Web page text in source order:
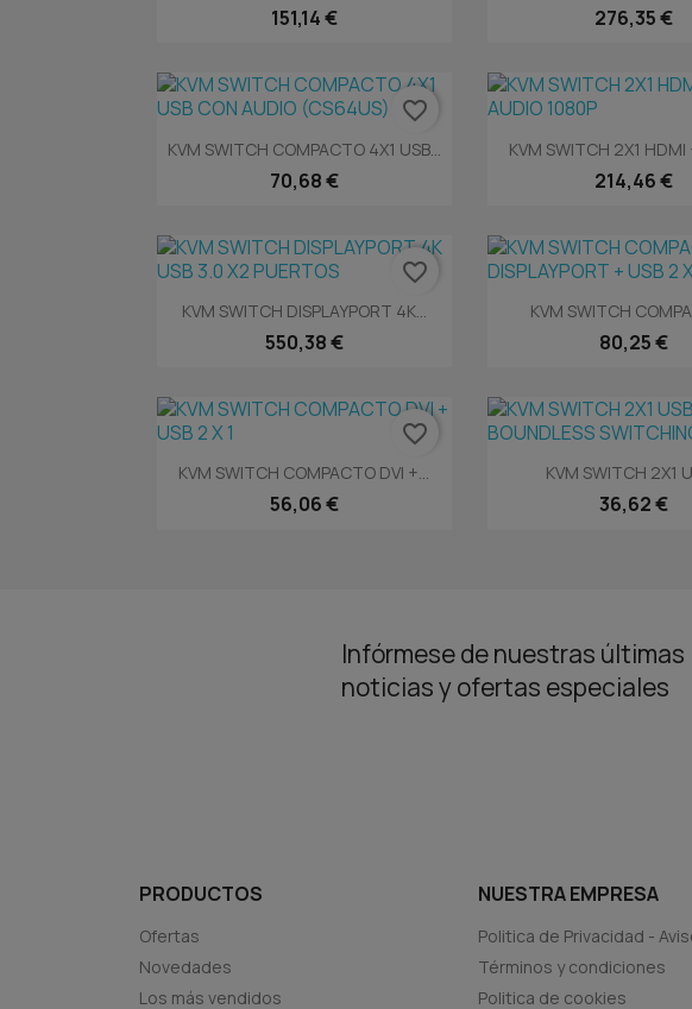
151,14 € 276,35 €
Vista rápida
KVM SWITCH COMPACTO 4X1 USB...
70,68 €
favorite_border
Vista
KVM SWITCH 2X1 HDMI
214,46 €
Vista rápida
KVM SWITCH DISPLAYPORT 4K...
550,38 €
favorite_border
Vista
KVM SWITCH
80,25 €
Vista rápida
KVM SWITCH COMPACTO DVI +...
56,06 €
favorite_border
Vista
KVM SWITCH 2X1
36,62 €
Infórmese de nuestras últimas
noticias y ofertas especiales
PRODUCTOS
Ofertas
Novedades
Los más vendidos
NUESTRA EMPRESA
Politica de Privacidad -
Términos y condiciones
Politica de cookies